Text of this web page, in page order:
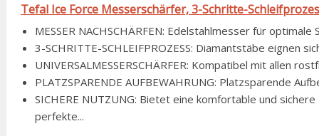
Tefal Ice Force Messerschärfer, 3-Schritte-
MESSER NACHSCHÄRFEN: Edelstahlmesser für
3-SCHRITTE-SCHLEIFPROZESS: Diamantstäbe eignen
UNIVERSALMESSERSCHÄRFER: Kompatibel mit allen
PLATZSPARENDE AUFBEWAHRUNG: Platzsparende
SICHERE NUTZUNG: Bietet eine komfortable und
perfekte...